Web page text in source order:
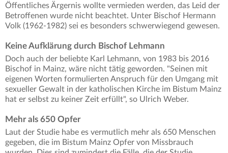
Öffentliches Ärgernis wollte vermieden werden, das Leid der
Betroffenen wurde nicht beachtet. Unter Bischof Hermann
Volk (1962-1982) sei es besonders schwerwiegend gewesen.
Keine Aufklärung durch Bischof Lehmann
Doch auch der beliebte Karl Lehmann, von 1983 bis 2016
Bischof in Mainz, wäre nicht tätig geworden. "Seinen mit
eigenen Worten formulierten Anspruch für den Umgang mit
sexueller Gewalt in der katholischen Kirche im Bistum Mainz
hat er selbst zu keiner Zeit erfüllt", so Ulrich Weber.
Mehr als 650 Opfer
Laut der Studie habe es vermutlich mehr als 650 Menschen
gegeben, die im Bistum Mainz Opfer von Missbrauch